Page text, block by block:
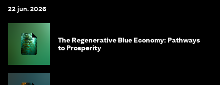
22 jun. 2026
The Regenerative Blue Economy: Pathways
to Prosperity